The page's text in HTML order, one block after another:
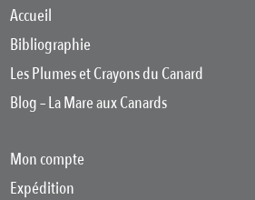
Accueil
Bibliographie
Les Plumes et Crayons du Canard
Blog – La Mare aux Canards
Mon compte
Expédition